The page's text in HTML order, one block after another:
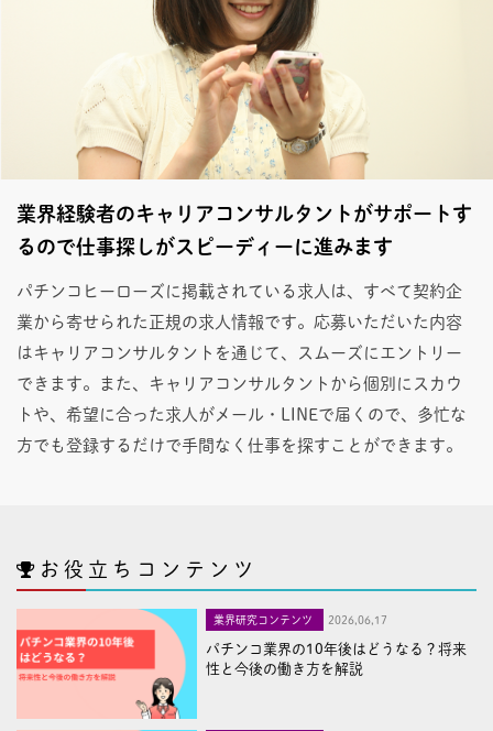
業界経験者のキャリアコンサルタントがサポートす
るので仕事探しがスピーディーに進みます
パチンコヒーローズに掲載されている求人は、すべて契約企
業から寄せられた正規の求人情報です。応募いただいた内容
はキャリアコンサルタントを通じて、スムーズにエントリー
できます。また、キャリアコンサルタントから個別にスカウ
トや、希望に合った求人がメール・LINEで届くので、多忙な
方でも登録するだけで手間なく仕事を探すことができます。
お役立ちコンテンツ
業界研究コンテンツ 2026,06,17
パチンコ業界の10年後はどうなる？将来
性と今後の働き方を解説